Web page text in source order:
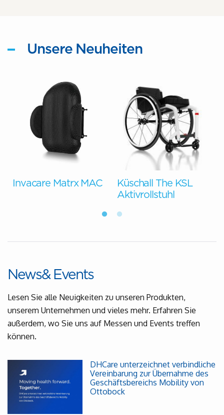
Unsere Neuheiten
Invacare Matrx MAC
Küschall The KSL
Aktivrollstuhl
News& Events
Lesen Sie alle Neuigkeiten zu unseren Produkten,
unserem Unternehmen und vieles mehr. Erfahren Sie
außerdem, wo Sie uns auf Messen und Events treffen
können.
DHCare unterzeichnet verbindliche
Vereinbarung zur Übernahme des
Geschäftsbereichs Mobility von
Ottobock